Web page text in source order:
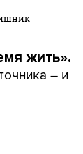
жить».
– и